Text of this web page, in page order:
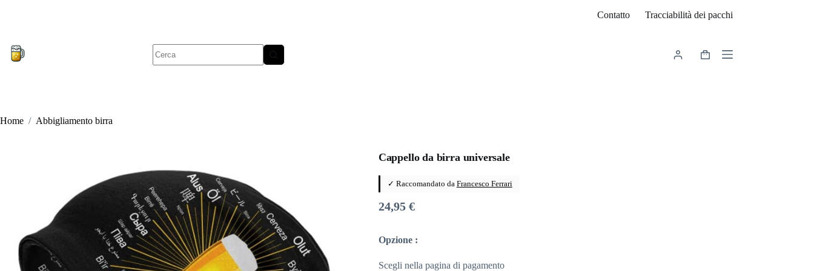
Contatto Tracciabilità dei pacchi
risultato
Carrello
Home / Abbigliamento birra
Cappello da birra universale
✓ Raccomandato da Francesco Ferrari
24,95 €
Opzione :
Scegli nella pagina di pagamento